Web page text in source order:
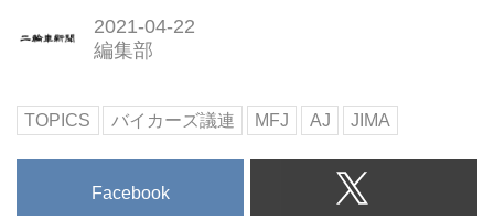
2021-04-22
編集部
TOPICS バイカーズ議連 MFJ AJ JIMA
Facebook